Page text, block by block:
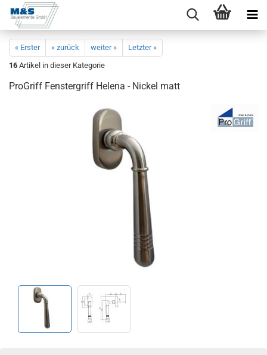
« Erster « zurück weiter »
Letzter »
16 Artikel in dieser Kategorie
Pro­Griff Fens­ter­griff He­le­na - Ni­ckel matt